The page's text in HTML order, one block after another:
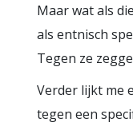
Maar wat als
als entnisch
Tegen ze
Verder lijkt me
tegen een